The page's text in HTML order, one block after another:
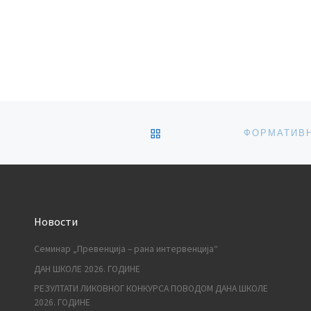
BACK TO POST LIST
Новости
Семинар „Превенција – рана интервенција“
ДАН ШКОЛЕ 2026. ГОДИНЕ
РЕЗУЛТАТИ ЛИКОВНОГ КОНКУРСА ПОВОДОМ ДАНА ШКОЛЕ
2026. ГОДИНЕ